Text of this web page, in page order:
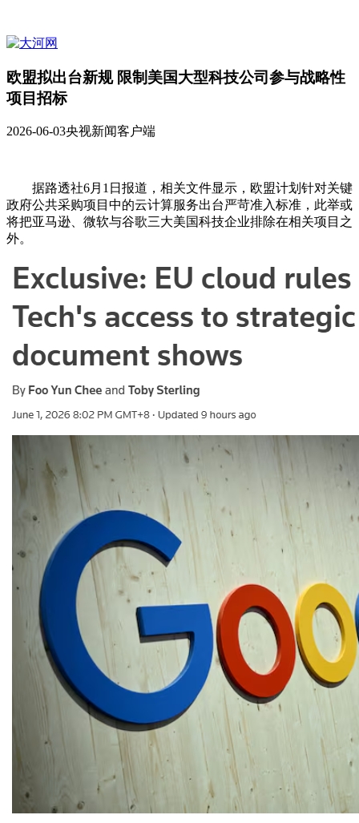
欧盟拟出台新规 限制美国大型科技公司参与战略性
项目招标
2026-06-03央视新闻客户端
据路透社6月1日报道，相关文件显示，欧盟计划针对关键
政府公共采购项目中的云计算服务出台严苛准入标准，此举或
将把亚马逊、微软与谷歌三大美国科技企业排除在相关项目之
外。